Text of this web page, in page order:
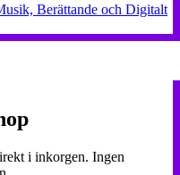
Berättande och Digitalt
i inkorgen. Ingen